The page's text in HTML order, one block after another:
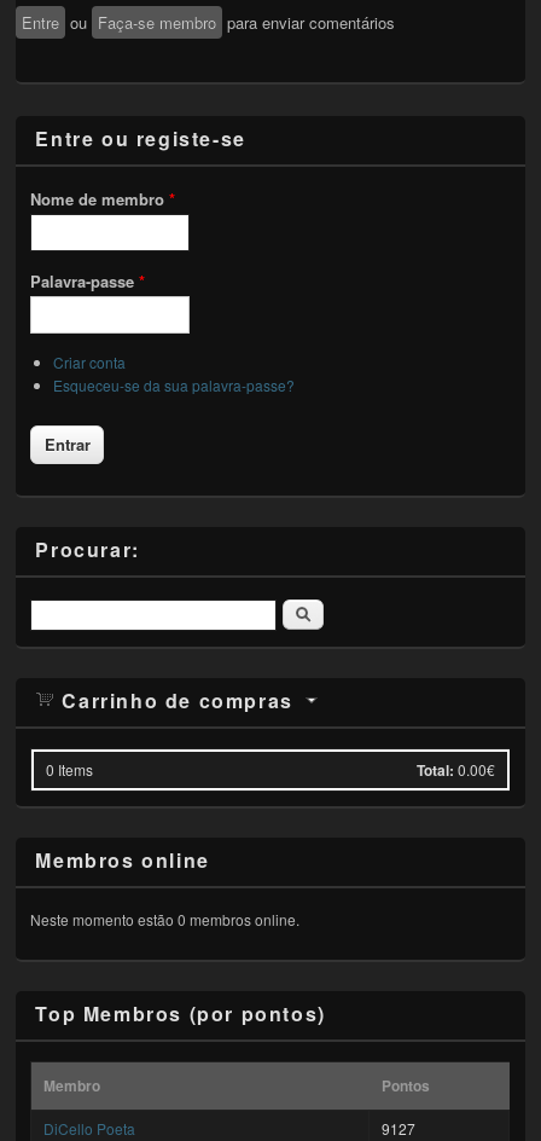
Entre ou Faça-se membro para enviar comentários
Entre ou registe-se
Nome de membro*
Palavra-passe*
Criar conta
Esqueceu-se da sua palavra-passe?
Procurar:
Pesquisar
Carrinho de compras
0 Items Total: 0.00€
Membros online
Neste momento estão 0 membros online.
Top Membros (por pontos)
Membro Pontos
DiCello Poeta
9127